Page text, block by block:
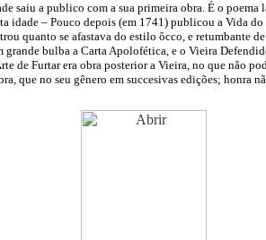
saiu a publico com a sua primeira obra. É o
idade – Pouco depois (em 1741) publicou a Vida
quanto se afastava do estilo ôcco, e retumbante
bulba a Carta Apolofética, e o Vieira
de Furtar era obra posterior a Vieira, no que não
que no seu gênero em succesivas edições;